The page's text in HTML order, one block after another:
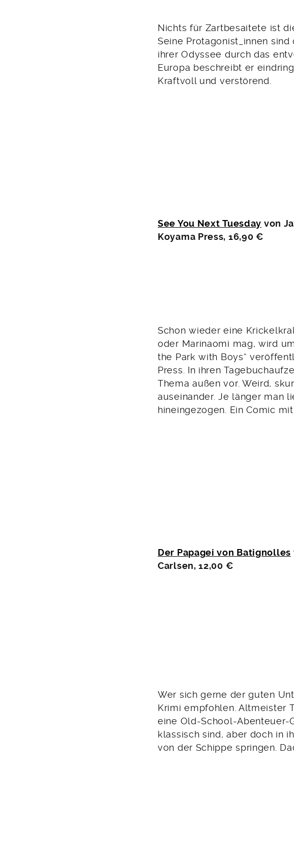
Nichts für Zartbesaitete ist
Seine Protagonist_innen sind
ihrer Odyssee durch das
Europa beschreibt er
Kraftvoll und verstörend.
See You Next Tuesday von
Koyama Press, 16,90 €
Schon wieder eine
oder Marinaomi mag, wird
the Park with Boys“
Press. In ihren
Thema außen vor. Weird,
auseinander. Je länger man
hineingezogen. Ein Comic
Der Papagei von Batignolles
Carlsen, 12,00 €
Wer sich gerne der guten
Krimi empfohlen. Altmeister
eine Old-School-Abenteuer-
klassisch sind, aber doch in
von der Schippe springen.